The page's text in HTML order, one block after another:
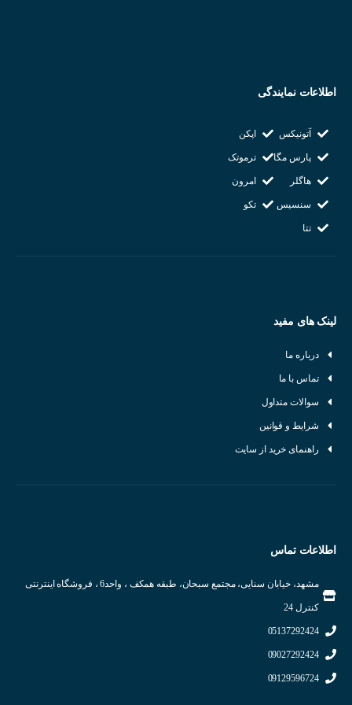
شرکت سازنده : KACON
اطلاعات نمایندگی
آتونیکس
پارس مگا
هاگلر
سنسیس
تتا
اپکن
ترموتک
امرون
تکو
لینک های مفید
درباره ما
تماس با ما
سوالات متداول
شرایط و قوانین
راهنمای خرید از سایت
اطلاعات تماس
مشهد، خیابان سنایی، مجتمع سبحان، طبقه همکف ، واحد6 ، فروشگاه اینترنتی
کنترل 24
05137292424
09027292424
09129596724